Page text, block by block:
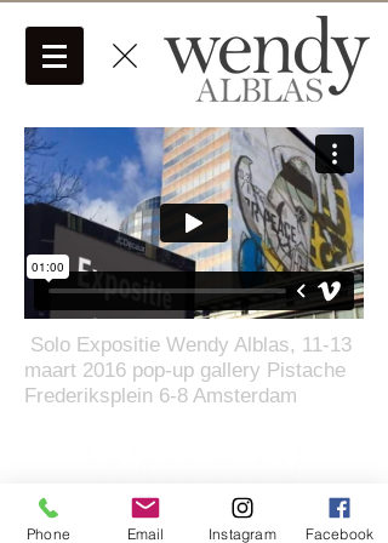
Solo Expositie Wendy Alblas, 11-13
maart 2016 pop-up gallery Pistache
Frederiksplein 6-8 Amsterdam
Phone Email Instagram Facebook